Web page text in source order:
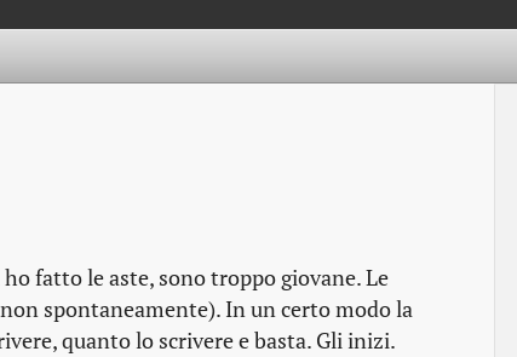
fatto le aste, sono troppo giovane. Le
spontaneamente). In un certo modo la
quanto lo scrivere e basta. Gli inizi.